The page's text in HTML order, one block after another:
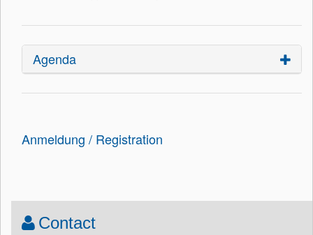
Agenda
Anmeldung / Registration
Contact